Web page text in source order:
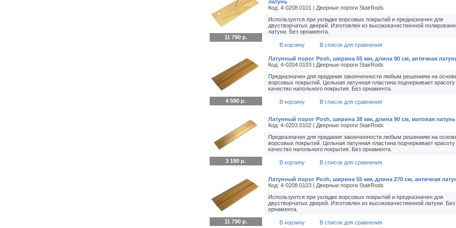
11 790 р.
латунь
Код: 4-0208.0101 | Дверные пороги StairRods
Используется при укладке ворсовых покрытий и предназначен для
двустворчатых дверей. Изготовлен из высококачественной
латуни. Без орнамента.
В корзину В список для сравнения
4 590 р.
Латунный порог Posh, ширина 55 мм, длина 90 см, античная
Код: 4-0204.0103 | Дверные пороги StairRods
Предназначен для придания законченности любым решениям на
ворсовых покрытий. Цельная латунная пластина подчеркивает красоту
качество напольного покрытия. Без орнамента.
В корзину В список для сравнения
3 190 р.
Латунный порог Posh, ширина 38 мм, длина 90 см, матовая латунь
Код: 4-0203.0102 | Дверные пороги StairRods
Предназначен для придания законченности любым решениям на
ворсовых покрытий. Цельная латунная пластина подчеркивает красоту
качество напольного покрытия. Без орнамента.
В корзину В список для сравнения
11 790 р.
Латунный порог Posh, ширина 55 мм, длина 270 см, античная
Код: 4-0208.0103 | Дверные пороги StairRods
Используется при укладке ворсовых покрытий и предназначен для
двустворчатых дверей. Изготовлен из высококачественной латуни. Без
орнамента.
В корзину В список для сравнения